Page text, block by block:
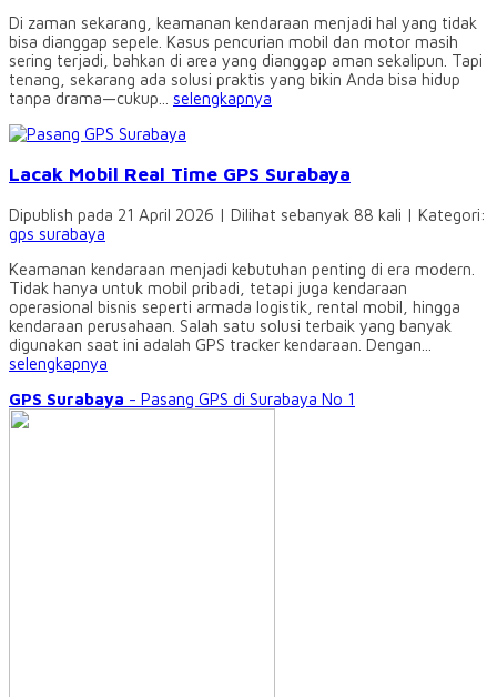
Di zaman sekarang, keamanan kendaraan menjadi hal yang tidak
bisa dianggap sepele. Kasus pencurian mobil dan motor masih
sering terjadi, bahkan di area yang dianggap aman sekalipun. Tapi
tenang, sekarang ada solusi praktis yang bikin Anda bisa hidup
tanpa drama—cukup... selengkapnya
Lacak Mobil Real Time GPS Surabaya
Dipublish pada 21 April 2026 | Dilihat sebanyak 88 kali | Kategori:
gps surabaya
Keamanan kendaraan menjadi kebutuhan penting di era modern.
Tidak hanya untuk mobil pribadi, tetapi juga kendaraan
operasional bisnis seperti armada logistik, rental mobil, hingga
kendaraan perusahaan. Salah satu solusi terbaik yang banyak
digunakan saat ini adalah GPS tracker kendaraan. Dengan...
selengkapnya
GPS Surabaya - Pasang GPS di Surabaya No 1